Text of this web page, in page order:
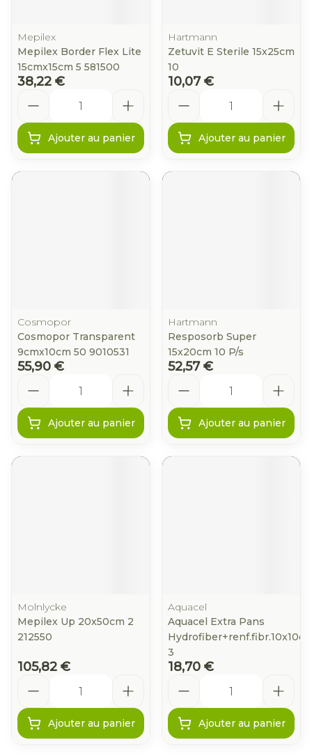
Mepilex
Mepilex Border Flex Lite
15cmx15cm 5 581500
38,22 €
Ajouter au panier
Hartmann
Zetuvit E Sterile 15x25cm
10
10,07 €
Ajouter au panier
Cosmopor
Cosmopor Transparent
9cmx10cm 50 9010531
55,90 €
Ajouter au panier
Hartmann
Resposorb Super
15x20cm 10 P/s
52,57 €
Ajouter au panier
Molnlycke
Mepilex Up 20x50cm 2
212550
105,82 €
Ajouter au panier
Aquacel
Aquacel Extra Pans
3
18,70 €
Ajouter au panier